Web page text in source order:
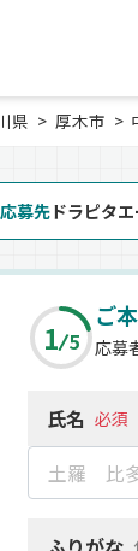
県 厚木市
応募先ドラピタ
1 5
ご
応募
氏名 必須